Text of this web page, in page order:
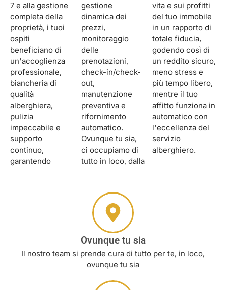
7 e alla gestione
completa della
proprietà, i tuoi
ospiti
beneficiano di
un'accoglienza
professionale,
biancheria di
qualità
alberghiera,
pulizia
impeccabile e
supporto
continuo,
garantendo
gestione
dinamica dei
prezzi,
monitoraggio
delle
prenotazioni,
check-in/check-
out,
manutenzione
preventiva e
rifornimento
automatico.
Ovunque tu sia,
ci occupiamo di
tutto in loco, dalla
vita e sui profitti
del tuo immobile
in un rapporto di
totale fiducia,
godendo così di
un reddito sicuro,
meno stress e
più tempo libero,
mentre il tuo
affitto funziona in
automatico con
l'eccellenza del
servizio
alberghiero.
Ovunque tu sia
Il nostro team si prende cura di tutto per te, in loco,
ovunque tu sia